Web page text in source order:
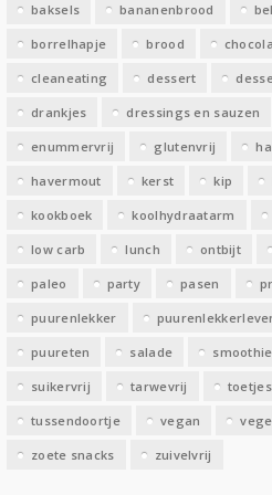
baksels bananenbrood
borrelhapje brood
cleaneating dessert
drankjes dressings en sauzen
enummervrij glutenvrij
havermout kerst kip
kookboek koolhydraatarm
low carb lunch ontbijt
paleo party pasen
puurenlekker
puureten salade smoothie
suikervrij tarwevrij toetjes
tussendoortje vegan
zoete snacks zuivelvrij